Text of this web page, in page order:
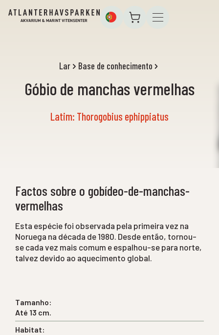
Lar Base de conhecimento
Góbio de manchas vermelhas
Latim: Thorogobius ephippiatus
Tamanho:
Até 13 cm.
Habitat:
Factos sobre o gobídeo-de-manchas-
vermelhas
Esta espécie foi observada pela primeira vez na
Noruega na década de 1980. Desde então, tornou-
se cada vez mais comum e espalhou-se para norte,
talvez devido ao aquecimento global.